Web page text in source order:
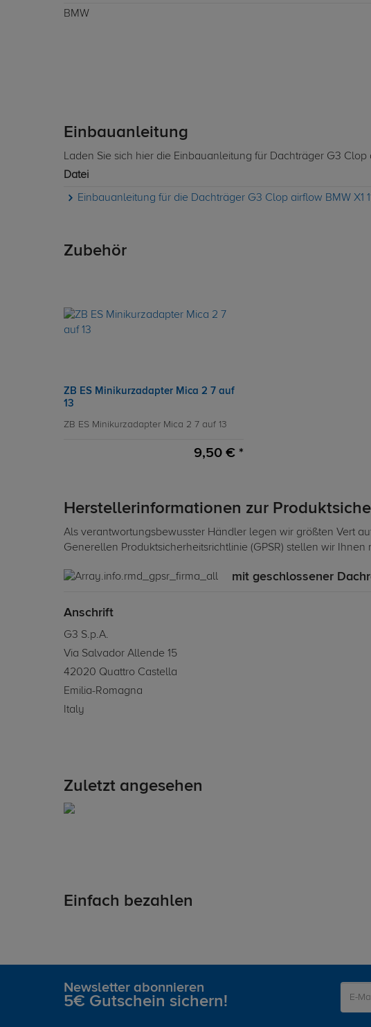
BMW
Einbauanleitung
Laden Sie sich hier die Einbauanleitung für Dachträger G3 Clop
Datei
Einbauanleitung für die Dachträger G3 Clop airflow BMW X1
Zubehör
ZB ES Minikurzadapter Mica 2 7 auf
13
ZB ES Minikurzadapter Mica 2 7 auf 13
9,50 € *
Herstellerinformationen zur
Als verantwortungsbewusster Händler legen wir größten Vert
Generellen Produktsicherheitsrichtlinie (GPSR) stellen wir
mit geschlossener
Anschrift
G3 S.p.A.
Via Salvador Allende 15
42020 Quattro Castella
Emilia-Romagna
Italy
Zuletzt angesehen
Einfach bezahlen
Newsletter abonnieren
5€ Gutschein sichern!